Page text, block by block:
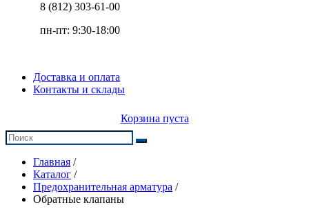
8 (812) 303-61-00
пн-пт: 9:30-18:00
Доставка и оплата
Контакты и склады
Корзина пуста
Главная /
Каталог /
Предохранительная арматура /
Обратные клапаны